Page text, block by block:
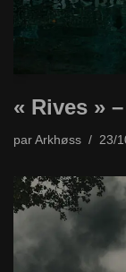
« Rives »
par Arkhøss 23/